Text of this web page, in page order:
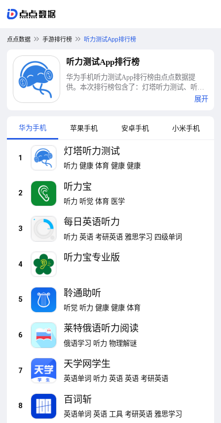
点点数据 手游排行榜 听力测试App排行榜
听力测试App排行榜
华为手机听力测试App排行榜由点点数据提
供。本次排行榜包含了：灯塔听力测试、听力
宝、每日英语听力、听力宝专业版、聆通助
等十大听力测试App排行榜
展开
华为手机 苹果手机 安卓手机 小米手机
1
灯塔听力测试
听力 健康 体育 健康 健康
2
听力宝
听力 听觉 体育 医学
3
每日英语听力
听力 英语 考研英语 雅思学习 四级单词
4
听力宝专业版
5
聆通助听
听觉 听力 健康 健康 体育
6
莱特俄语听力阅读
俄语学习 听力 物理解谜
7
天学网学生
英语单词 听力 英语 英语 考研英语
8
百词斩
英语单词 英语 工具 考研英语 雅思学习